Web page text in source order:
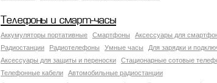
Телефоны и смарт-часы
Аккумуляторы портативные Смартфоны
Аксессуары для
Радиостанции
Радиотелефоны Умные часы
Для зарядки и
Аксессуары для защиты и переноски
Стационарные сотовые
Телефонные кабели
Автомобильные радиостанции